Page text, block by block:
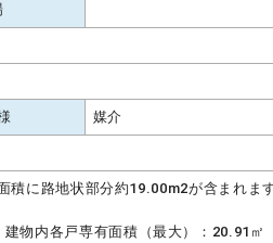
媒介
に路地状部分約19.00m2が含まれま
物内各戸専有面積（最大）：20.91㎡